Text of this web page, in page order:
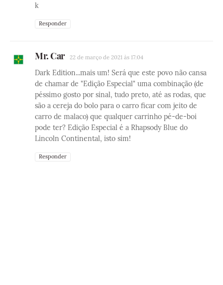
k
Responder
Mr. Car 22 de março de 2021 às 17:04
Dark Edition...mais um! Será que este povo não cansa
de chamar de "Edição Especial" uma combinação (de
péssimo gosto por sinal, tudo preto, até as rodas, que
são a cereja do bolo para o carro ficar com jeito de
carro de malaco) que qualquer carrinho pé-de-boi
pode ter? Edição Especial é a Rhapsody Blue do
Lincoln Continental, isto sim!
Responder